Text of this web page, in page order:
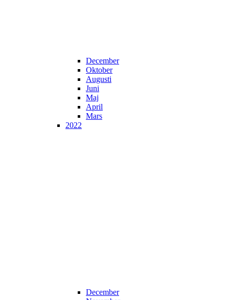
December
Oktober
Augusti
Juni
Maj
April
Mars
2022
December